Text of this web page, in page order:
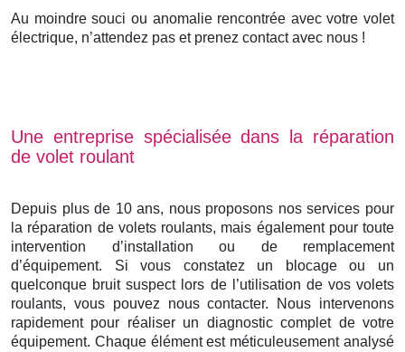
Au moindre souci ou anomalie rencontrée avec votre volet
électrique, n’attendez pas et prenez contact avec nous !
Une entreprise spécialisée dans la réparation
de volet roulant
Depuis plus de 10 ans, nous proposons nos services pour
la réparation de volets roulants, mais également pour toute
intervention d’installation ou de remplacement
d’équipement. Si vous constatez un blocage ou un
quelconque bruit suspect lors de l’utilisation de vos volets
roulants, vous pouvez nous contacter. Nous intervenons
rapidement pour réaliser un diagnostic complet de votre
équipement. Chaque élément est méticuleusement analysé